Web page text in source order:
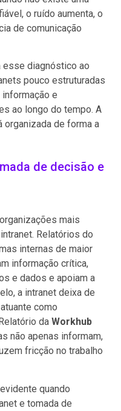
o ruído aumenta, o
de comunicação
esse diagnóstico ao
pouco estruturadas
e
ao longo do tempo. A
organizada de forma a
de decisão e
mais
Relatórios do
internas de maior
informação crítica,
e dados e apoiam a
a intranet deixa de
como
da Workhub
não apenas informam,
fricção no trabalho
quando
e tomada de